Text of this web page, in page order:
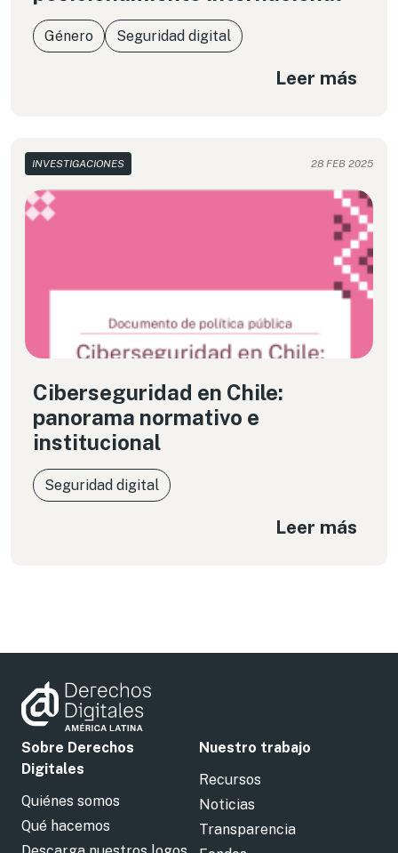
Género Seguridad digital
Leer más
INVESTIGACIONES 28 FEB 2025
Ciberseguridad en Chile:
panorama normativo e
institucional
Seguridad digital
Leer más
Sobre Derechos
Digitales
Quiénes somos
Qué hacemos
Nuestro trabajo
Recursos
Noticias
Transparencia